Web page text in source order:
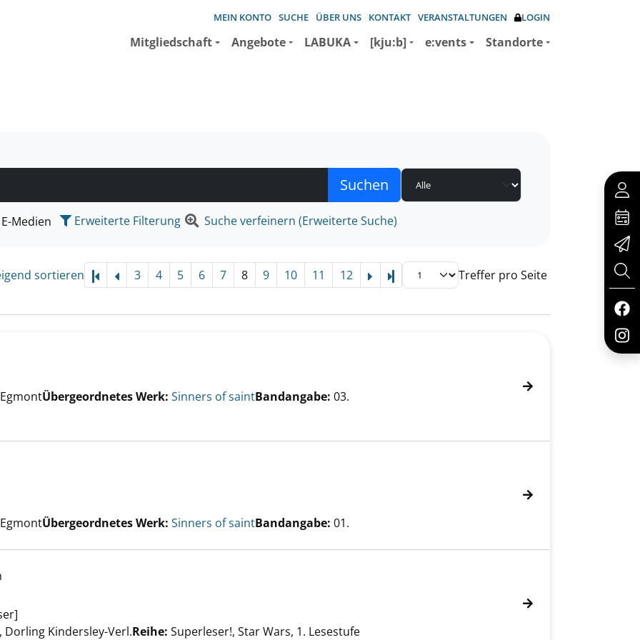
MEIN KONTO SUCHE ÜBER UNS KONTAKT VERANSTALTUNGEN LOGIN
Mitgliedschaft Angebote LABUKA [kju:b] e:vents Standorte
suchen wollen.
E-Medien Erweiterte Filterung Suche verfeinern (Erweiterte Suche)
sortieren 3 4 5 6 7 8 9 10 11 12 Letzte SeiteTreffer pro Seite
love anzeigen
Übergeordnetes Werk: Sinners of saintBandangabe: 03.
love anzeigen
Übergeordnetes Werk: Sinners of saintBandangabe: 01.
anzeigen
Dorling Kindersley-Verl.Reihe: Superleser!, Star Wars, 1. Lesestufe